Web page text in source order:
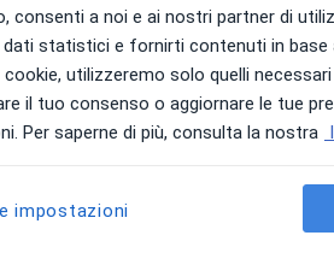
Non ci sono
Chiedi di
consenti a noi e ai nostri partner di
statistici e fornirti contenuti in base
utilizzeremo solo quelli
il tuo consenso o aggiornare le tue
Per saperne di più, consulta la nostra
impostazioni